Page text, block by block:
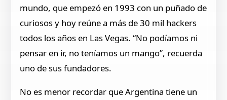
mundo, que empezó en 1993 con un puñado de
curiosos y hoy reúne a más de 30 mil hackers
todos los años en Las Vegas. “No podíamos ni
pensar en ir, no teníamos un mango”, recuerda
uno de sus fundadores.
No es menor recordar que Argentina tiene un